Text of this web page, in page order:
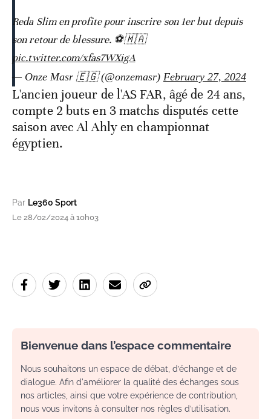
Reda Slim en profite pour inscrire son 1er but depuis
son retour de blessure. ⚽️🇲🇦
pic.twitter.com/xfas7WXigA
— Onze Masr 🇪🇬 (@onzemasr) February 27, 2024
L'ancien joueur de l'AS FAR, âgé de 24 ans,
compte 2 buts en 3 matchs disputés cette
saison avec Al Ahly en championnat
égyptien.
Par Le360 Sport
Le 28/02/2024 à 10h03
Bienvenue dans l’espace commentaire
Nous souhaitons un espace de débat, d’échange et de
dialogue. Afin d'améliorer la qualité des échanges sous
nos articles, ainsi que votre expérience de contribution,
nous vous invitons à consulter nos règles d’utilisation.